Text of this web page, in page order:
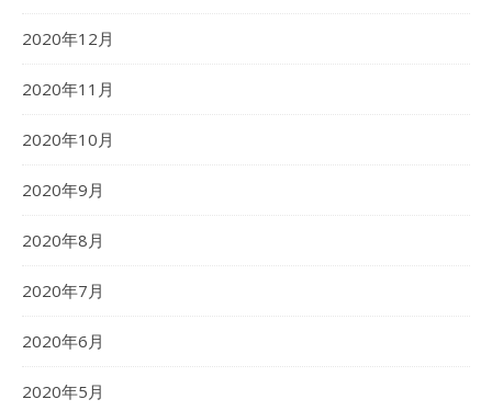
2020年12月
2020年11月
2020年10月
2020年9月
2020年8月
2020年7月
2020年6月
2020年5月